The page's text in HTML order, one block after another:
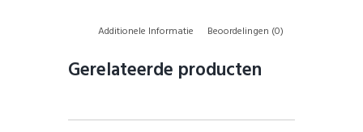
Additionele Informatie Beoordelingen (0)
Gerelateerde producten